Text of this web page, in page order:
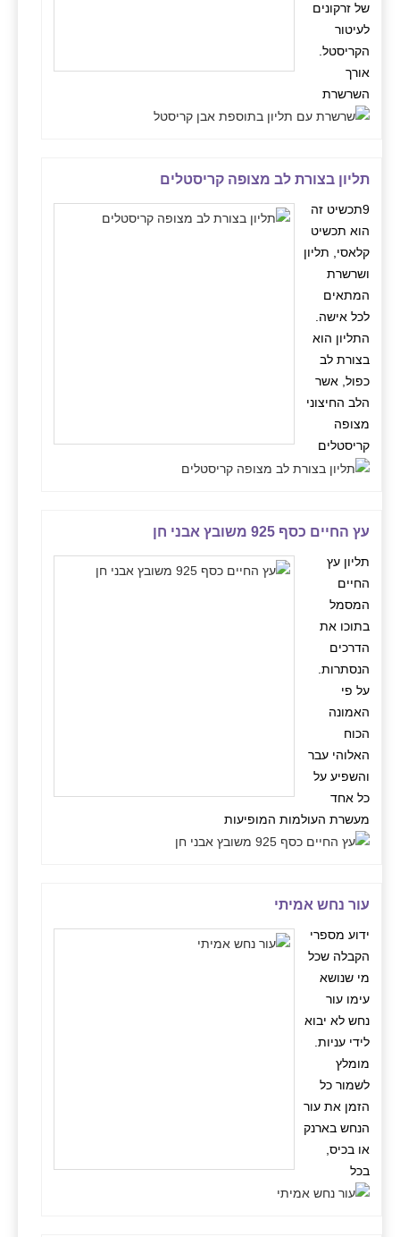
של זרקונים
לעיטור
הקריסטל.
אורך
השרשרת
תליון בצורת לב מצופה קריסטלים
9תכשיט זה
הוא תכשיט
קלאסי, תליון
ושרשרת
המתאים
לכל אישה.
התליון הוא
בצורת לב
כפול, אשר
הלב החיצוני
מצופה
קריסטלים
עץ החיים כסף 925 משובץ אבני חן
תליון עץ
החיים
המסמל
בתוכו את
הדרכים
הנסתרות.
על פי
האמונה
הכוח
האלוהי עבר
והשפיע על
כל אחד
מעשרת העולמות המופיעות
עור נחש אמיתי
ידוע מספרי
הקבלה שכל
מי שנושא
עימו עור
נחש לא יבוא
לידי עניות.
מומלץ
לשמור כל
הזמן את עור
הנחש בארנק
או בכיס,
בכל